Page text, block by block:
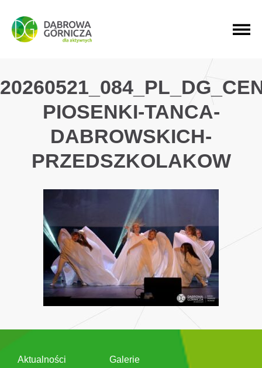
PRZEJDŹ DO MENU GŁÓWNEGO
PRZEJDŹ DO WYSZUKIWARKI
PRZEJDŹ DO TREŚCI
PIOSENKI-TANCA-
DABROWSKICH-
PRZEDSZKOLAKOW
Aktualności
Galerie